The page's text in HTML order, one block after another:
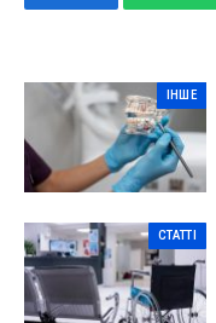
Facebook
ІНШЕ
СТАТТІ